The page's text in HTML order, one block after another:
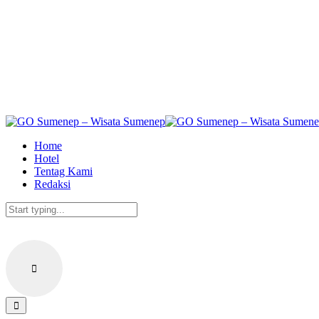
Home
Hotel
Tentag Kami
Redaksi